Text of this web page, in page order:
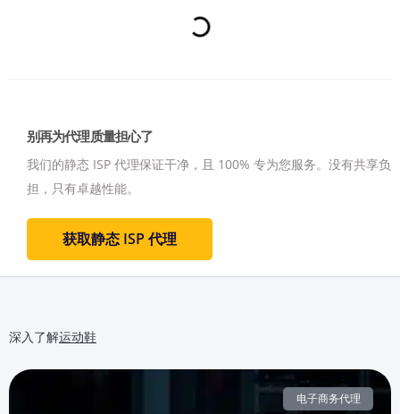
别再为代理质量担心了
我们的静态 ISP 代理保证干净，且 100% 专为您服务。 没有共享负
担，只有卓越性能。
获取静态 ISP 代理
深入了解运动鞋
电子商务代理